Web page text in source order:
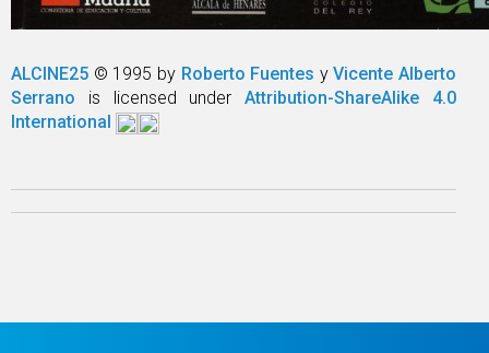
ALCINE25 © 1995 by Roberto Fuentes yVicente Alberto
Serrano is licensed underAttribution-ShareAlike 4.0
International